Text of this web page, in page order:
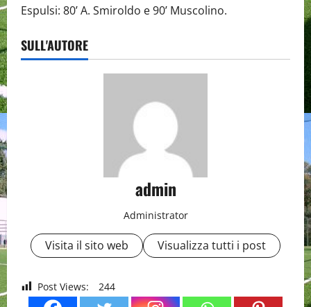
Espulsi: 80’ A. Smiroldo e 90’ Muscolino.
SULL'AUTORE
admin
Administrator
Visita il sito web Visualizza tutti i post
Post Views: 244